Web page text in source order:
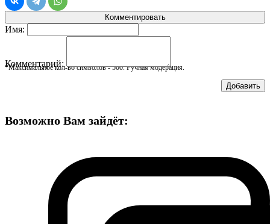
Комментировать
Имя:
Комментарий:
*Максимальное кол-во символов - 500. Ручная модерация.
Добавить
Возможно Вам зайдёт: